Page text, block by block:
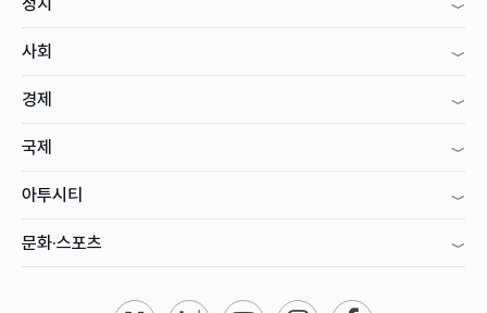
사회
경제
국제
아투시티
문화·스포츠